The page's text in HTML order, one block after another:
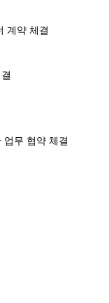
계약 체결
업무 협약 체결